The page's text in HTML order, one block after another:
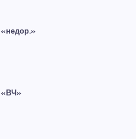
«недор.»
«ВЧ»